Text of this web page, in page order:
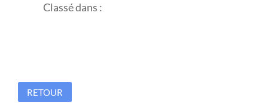
Classé dans :
RETOUR